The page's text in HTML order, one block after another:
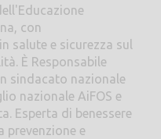
con
salute e sicurezza sul
È Responsabile
sindacato nazionale
nazionale AiFOS e
Esperta di benessere
prevenzione e